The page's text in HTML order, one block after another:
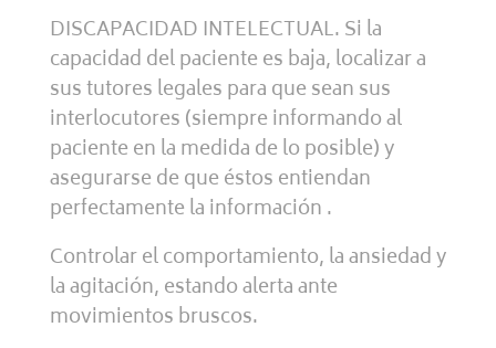
DISCAPACIDAD INTELECTUAL. Si la
capacidad del paciente es baja, localizar a
sus tutores legales para que sean sus
interlocutores (siempre informando al
paciente en la medida de lo posible) y
asegurarse de que éstos entiendan
perfectamente la información .
Controlar el comportamiento, la ansiedad y
la agitación, estando alerta ante
movimientos bruscos.